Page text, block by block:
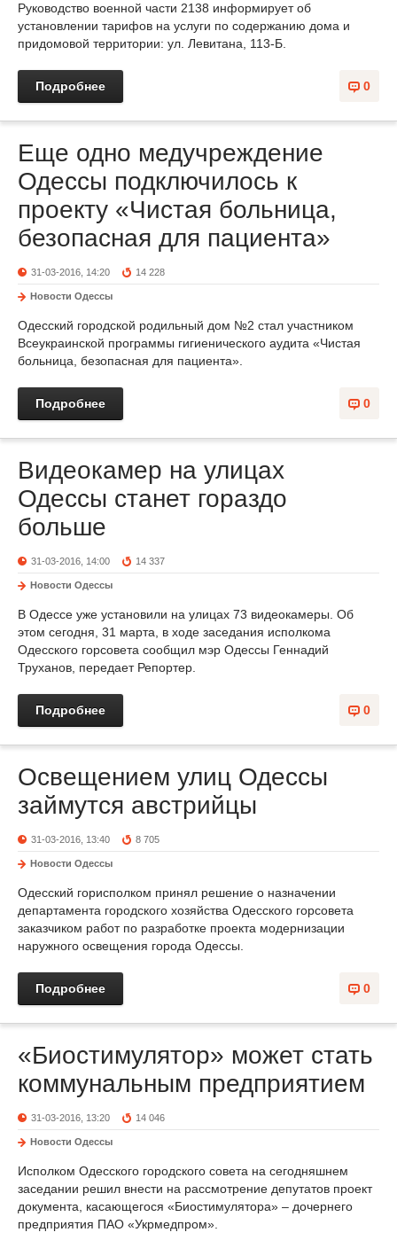
Руководство военной части 2138 информирует об
установлении тарифов на услуги по содержанию дома и
придомовой территории: ул. Левитана, 113-Б.
0
Подробнее
Еще одно медучреждение
Одессы подключилось к
проекту «Чистая больница,
безопасная для пациента»
31-03-2016, 14:20 14 228
Новости Одессы
Одесский городской родильный дом №2 стал участником
Всеукраинской программы гигиенического аудита «Чистая
больница, безопасная для пациента».
0
Подробнее
Видеокамер на улицах
Одессы станет гораздо
больше
31-03-2016, 14:00 14 337
Новости Одессы
В Одессе уже установили на улицах 73 видеокамеры. Об
этом сегодня, 31 марта, в ходе заседания исполкома
Одесского горсовета сообщил мэр Одессы Геннадий
Труханов, передает Репортер.
0
Подробнее
Освещением улиц Одессы
займутся австрийцы
31-03-2016, 13:40 8 705
Новости Одессы
Одесский горисполком принял решение о назначении
департамента городского хозяйства Одесского горсовета
заказчиком работ по разработке проекта модернизации
наружного освещения города Одессы.
0
Подробнее
«Биостимулятор» может стать
коммунальным предприятием
31-03-2016, 13:20 14 046
Новости Одессы
Исполком Одесского городского совета на сегодняшнем
заседании решил внести на рассмотрение депутатов проект
документа, касающегося «Биостимулятора» – дочернего
предприятия ПАО «Укрмедпром».